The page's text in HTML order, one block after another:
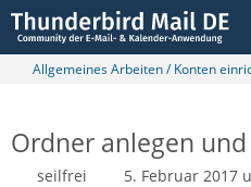
Allgemeines Arbeiten / Konten
Ordner anlegen
seilfrei 5. Februar 2017